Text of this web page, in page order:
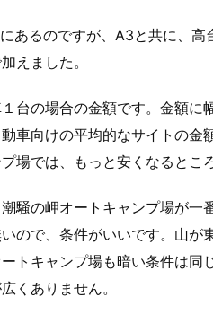
あるのですが、A3と共に、高
えました。
台の場合の金額です。金額に
車向けの平均的なサイトの金
場では、もっと安くなるとこ
騒の岬オートキャンプ場が一
ので、条件がいいです。山が
トキャンプ場も暗い条件は同
くありません。